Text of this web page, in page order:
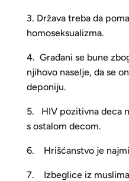
3. Država treba da
homoseksualizma.
4. Građani se bune
njihovo naselje, da se
deponiju.
5. HIV pozitivna deca
s ostalom decom.
6. Hrišćanstvo je
7. Izbeglice iz